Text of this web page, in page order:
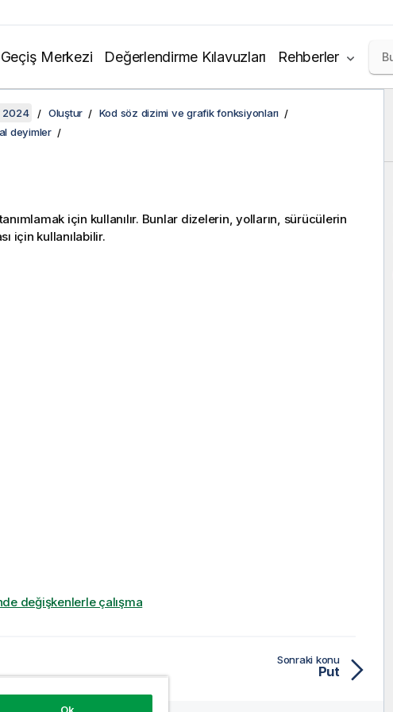
Geçiş Merkezi Değerlendirme Kılavuzları Rehberler
2024 Oluştur
Kod söz dizimi ve grafik fonksiyonları
deyimler
için kullanılır. Bunlar dizelerin, yolların, sürücülerin
için kullanılabilir.
değişkenlerle çalışma
Sonraki konu
Put